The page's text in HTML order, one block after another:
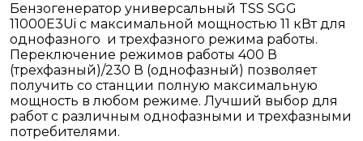
Бензогенератор универсальный TSS SGG
11000E3Ui с максимальной мощностью 11 кВт для
однофазного и трехфазного режима работы.
Переключение режимов работы 400 В
(трехфазный)/230 В (однофазный) позволяет
получить со станции полную максимальную
мощность в любом режиме. Лучший выбор для
работ с различным однофазными и трехфазными
потребителями.